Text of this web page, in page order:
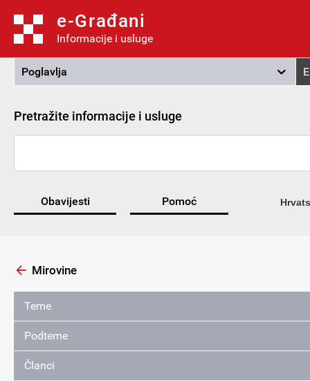
e-Građani
Informacije i usluge
Poglavlja
Pretražite informacije i usluge
Obavijesti Pomoć
Mirovine
Teme
Podteme
Članci